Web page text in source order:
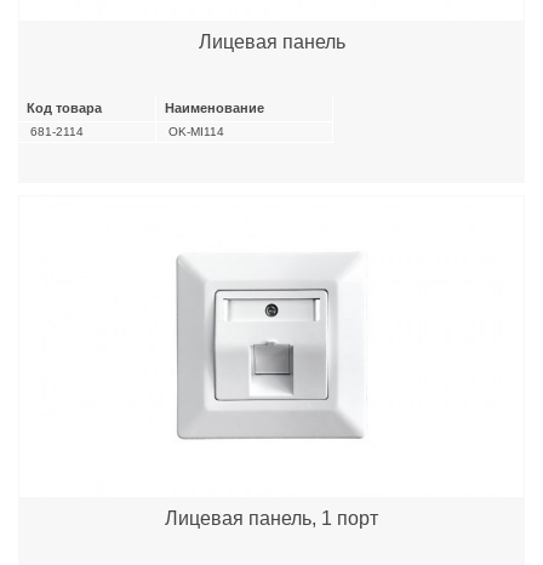
Лицевая панель
Код товара Наименование
681-2114 OK-MI114
Лицевая панель, 1 порт